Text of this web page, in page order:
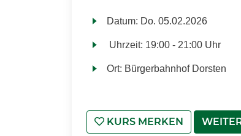
Datum: Do. 05.02.2026
Uhrzeit: 19:00 - 21:00 Uhr
Ort: Bürgerbahnhof Dorsten
KURS MERKEN